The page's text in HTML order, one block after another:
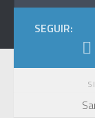
SEGUIR: